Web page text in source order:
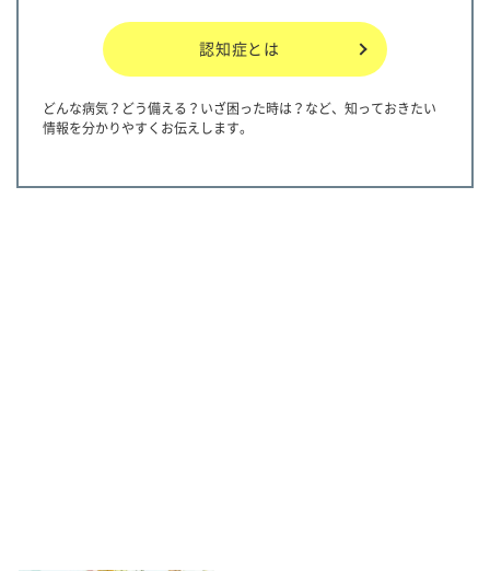
認知症とは
どんな病気？どう備える？いざ困った時は？など、知っておきたい
情報を分かりやすくお伝えします。